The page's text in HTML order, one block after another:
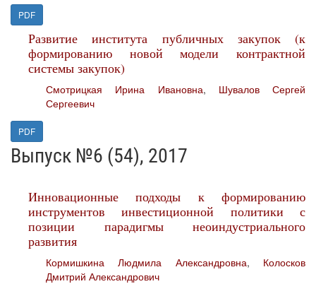
PDF
Развитие института публичных закупок (к
формированию новой модели контрактной
системы закупок)
Смотрицкая Ирина Ивановна, Шувалов Сергей
Сергеевич
PDF
Выпуск №6 (54), 2017
Инновационные подходы к формированию
инструментов инвестиционной политики с
позиции парадигмы неоиндустриального
развития
Кормишкина Людмила Александровна, Колосков
Дмитрий Александрович